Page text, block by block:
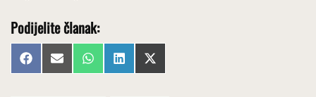
Podijelite članak:
Share
on
FacebookShare
on
Email Share
on
WhatsAppShare
on
LinkedInShare
on
X
(Twitter)